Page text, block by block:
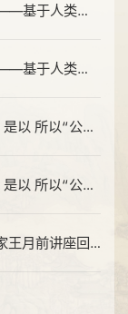
讲座预告｜考古·艺术·博物馆——基于人类学历史本体论哲学美学的考察
讲座预告｜考古·艺术·博物馆——基于人类学历史本体论哲学美学的考察
讲座预告｜高蒙河教授《何以 是以 所以“公众考古”》
讲座预告｜高蒙河教授《何以 是以 所以“公众考古”》
学术交流│中国国家博物馆专家王月前讲座回顾